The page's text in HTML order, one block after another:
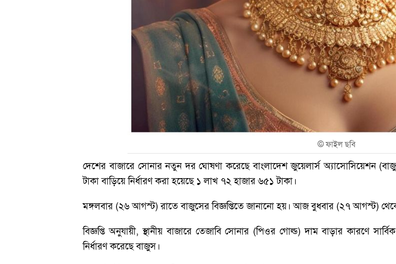
©ফাইল ছবি
দেশের বাজারে সোনার নতুন দর ঘোষণা করেছে বাংলাদেশ জুয়েলার্স অ্যাসোসিয়েশন
টাকা বাড়িয়ে নির্ধারণ করা হয়েছে ১ লাখ ৭২ হাজার ৬৫১ টাকা।
মঙ্গলবার (২৬ আগস্ট) রাতে বাজুসের বিজ্ঞপ্তিতে জানানো হয়। আজ বুধবার (২৭ আগস্ট)
বিজ্ঞপ্তি অনুযায়ী, স্থানীয় বাজারে তেজাবি সোনার (পিওর গোল্ড) দাম বাড়ার কারণে
নির্ধারণ করেছে বাজুস।